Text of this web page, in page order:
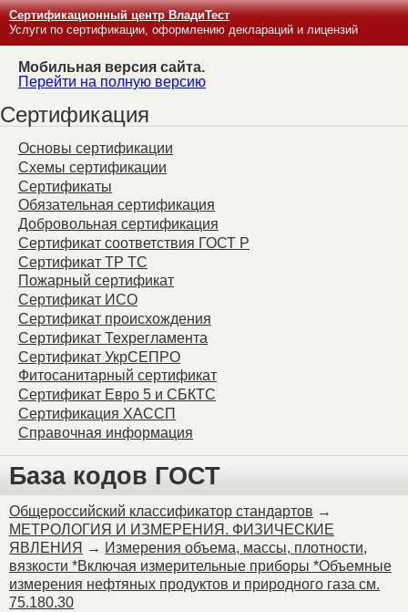
Сертификационный центр ВладиТест
Услуги по сертификации, оформлению деклараций и лицензий
Мобильная версия сайта.
Перейти на полную версию
Сертификация
Основы сертификации
Схемы сертификации
Сертификаты
Обязательная сертификация
Добровольная сертификация
Сертификат соответствия ГОСТ Р
Сертификат ТР ТС
Пожарный сертификат
Сертификат ИСО
Сертификат происхождения
Сертификат Техрегламента
Сертификат УкрСЕПРО
Фитосанитарный сертификат
Сертификат Евро 5 и СБКТС
Сертификация ХАССП
Справочная информация
База кодов ГОСТ
Общероссийский классификатор стандартов →
МЕТРОЛОГИЯ И ИЗМЕРЕНИЯ. ФИЗИЧЕСКИЕ
ЯВЛЕНИЯ → Измерения объема, массы, плотности,
вязкости *Включая измерительные приборы *Объемные
измерения нефтяных продуктов и природного газа см.
75.180.30